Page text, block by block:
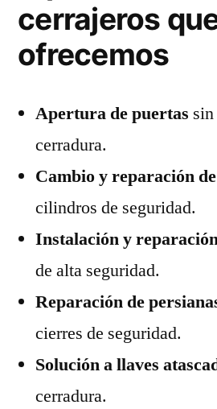
cerrajeros
ofrecemos
Apertura de puertas
cerradura.
Cambio y reparación
cilindros de seguridad.
Instalación y
de alta seguridad.
Reparación de
cierres de seguridad.
Solución a llaves
cerradura.